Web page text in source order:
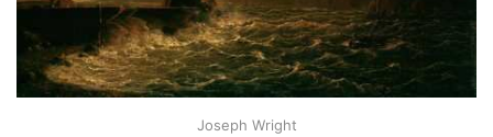
Joseph Wright